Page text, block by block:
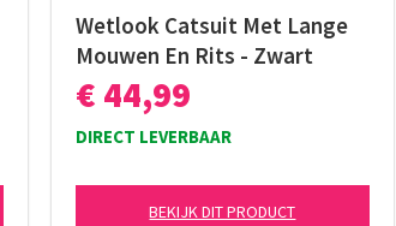
Wetlook Catsuit Met Lange
Mouwen En Rits - Zwart
€ 44,99
DIRECT LEVERBAAR
BEKIJK DIT PRODUCT